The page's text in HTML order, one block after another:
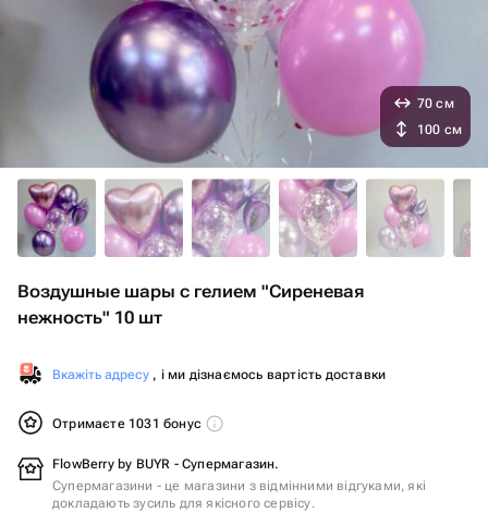
Воздушные шары с гелием "Сиреневая
нежность" 10 шт
Вкажіть адресу , і ми дізнаємось вартість доставки
Отримаєте 1031 бонус
FlowBerry by BUYR - Супермагазин.
Супермагазини - це магазини з відмінними відгуками, які
докладають зусиль для якісного сервісу.
70 см
100 см